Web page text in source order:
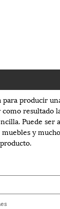
producir
resultado
Puede ser
y